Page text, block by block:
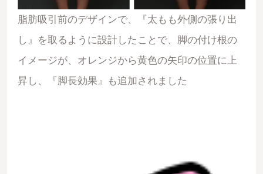
脂肪吸引前のデザインで、『太もも外側の張り出
し』を取るように設計したことで、脚の付け根の
イメージが、オレンジから黄色の矢印の位置に上
昇し、『脚長効果』も追加されました